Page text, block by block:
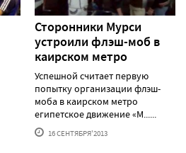
Сторонники Мурси
устроили флэш-моб в
каирском метро
Успешной считает первую
попытку организации флэш-
моба в каирском метро
египетское движение «М......
16 СЕНТЯБРЯ'2013